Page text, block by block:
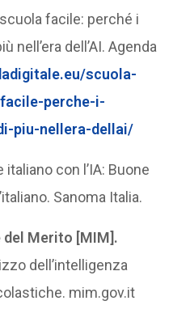
facile: perché i
nell’era dell’AI. Agenda
scuola-
perche-i-
piu-nellera-dellai/
con l’IA: Buone
Sanoma Italia.
Merito [MIM].
dell’intelligenza
mim.gov.it